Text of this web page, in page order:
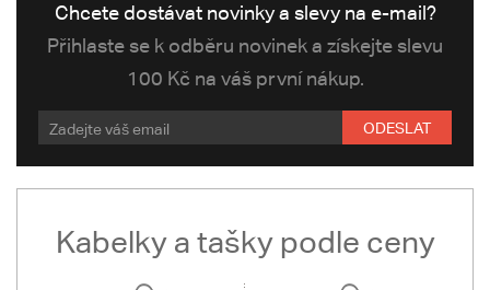
Chcete dostávat novinky a slevy na e-mail?
Přihlaste se k odběru novinek a získejte slevu
100 Kč na váš první nákup.
ODESLAT
Kabelky a tašky podle ceny